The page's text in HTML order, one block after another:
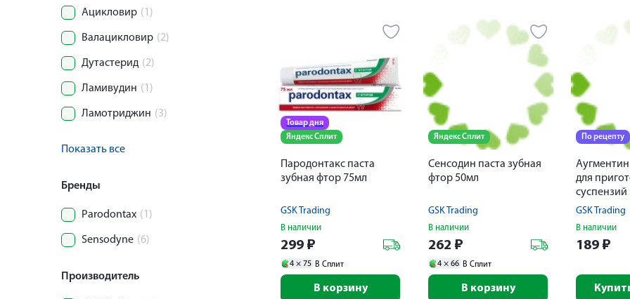
Ацикловир (1)
Валацикловир (2)
Дутастерид (2)
Ламивудин (1)
Ламотриджин (3)
Показать все
Бренды
Parodontax (1)
Sensodyne (6)
Производитель
Товар дня
Яндекс Сплит
Пародонтакс паста
зубная фтор 75мл
GSK Trading
В наличии
299 ₽
4 × 75 В Сплит
В корзину
Яндекс Сплит
Сенсодин паста зубная
фтор 50мл
GSK Trading
В наличии
262 ₽
4 × 66 В Сплит
В корзину
По рецепту
для
суспензий
GSK Trading
В наличии
189 ₽